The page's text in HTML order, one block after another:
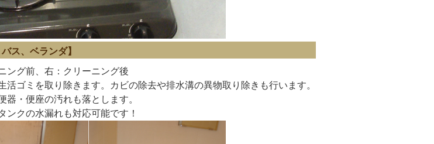
バス、ベランダ】
ング前、右：クリーニング後
活ゴミを取り除きます。カビの除去や排水溝の異物取り除きも行います。
器・便座の汚れも落とします。
ンクの水漏れも対応可能です！